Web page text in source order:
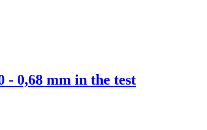
- 0,68 mm in the test